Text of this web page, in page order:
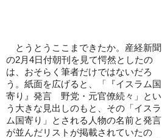
とうとうここまできたか。産経新聞
の2月4日付朝刊を見て愕然としたの
は、おそらく筆者だけではないだろ
う。紙面を広げると、「『イスラム国
寄り』発言 野党・元官僚続々」とい
う大きな見出しのもと、その「イスラ
ム国寄り」とされる人物の名前と発言
が並んだリストが掲載されていたの